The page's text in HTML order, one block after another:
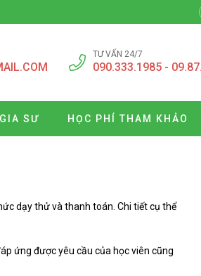
TƯ VẤN 24/7
090.333.1985 -
SƯ HỌC PHÍ THAM KHẢO
dạy thử và thanh toán. Chi tiết cụ thể
ứng được yêu cầu của học viên cũng